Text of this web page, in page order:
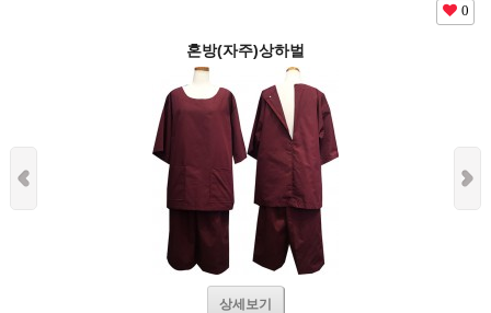
0
혼방(자주)상하벌
상세보기